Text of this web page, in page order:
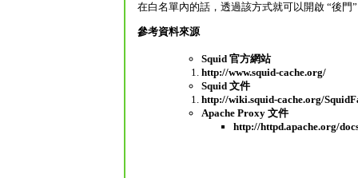
在白名單內的話，透過該方式就可以開啟 “後門
參考資料來源
Squid 官方網站
http://www.squid-cache.org/
Squid 文件
http://wiki.squid-cache.org/
Apache Proxy 文件
http://httpd.apache.org/